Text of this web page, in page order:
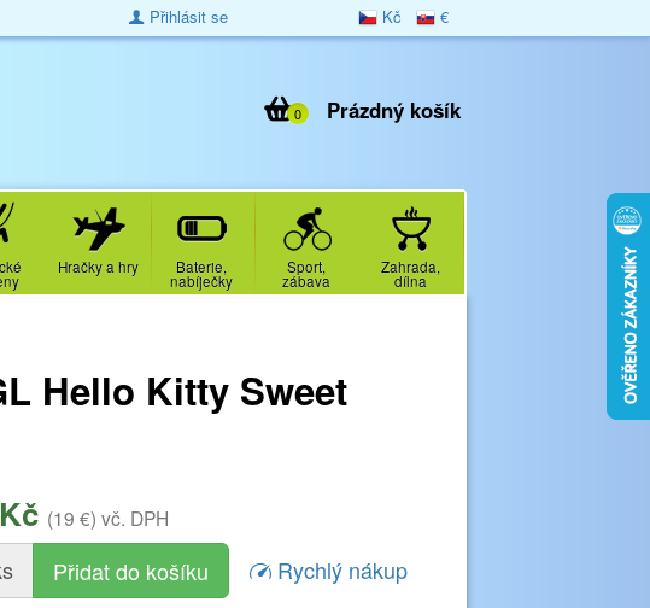
Kč €
Přihlásit se
Prázdný košík
0
Hračky a hry Baterie,
nabíječky
Sport,
zábava
Zahrada,
dílna
Hello Kitty Sweet
(19 €) vč. DPH
Rychlý nákup